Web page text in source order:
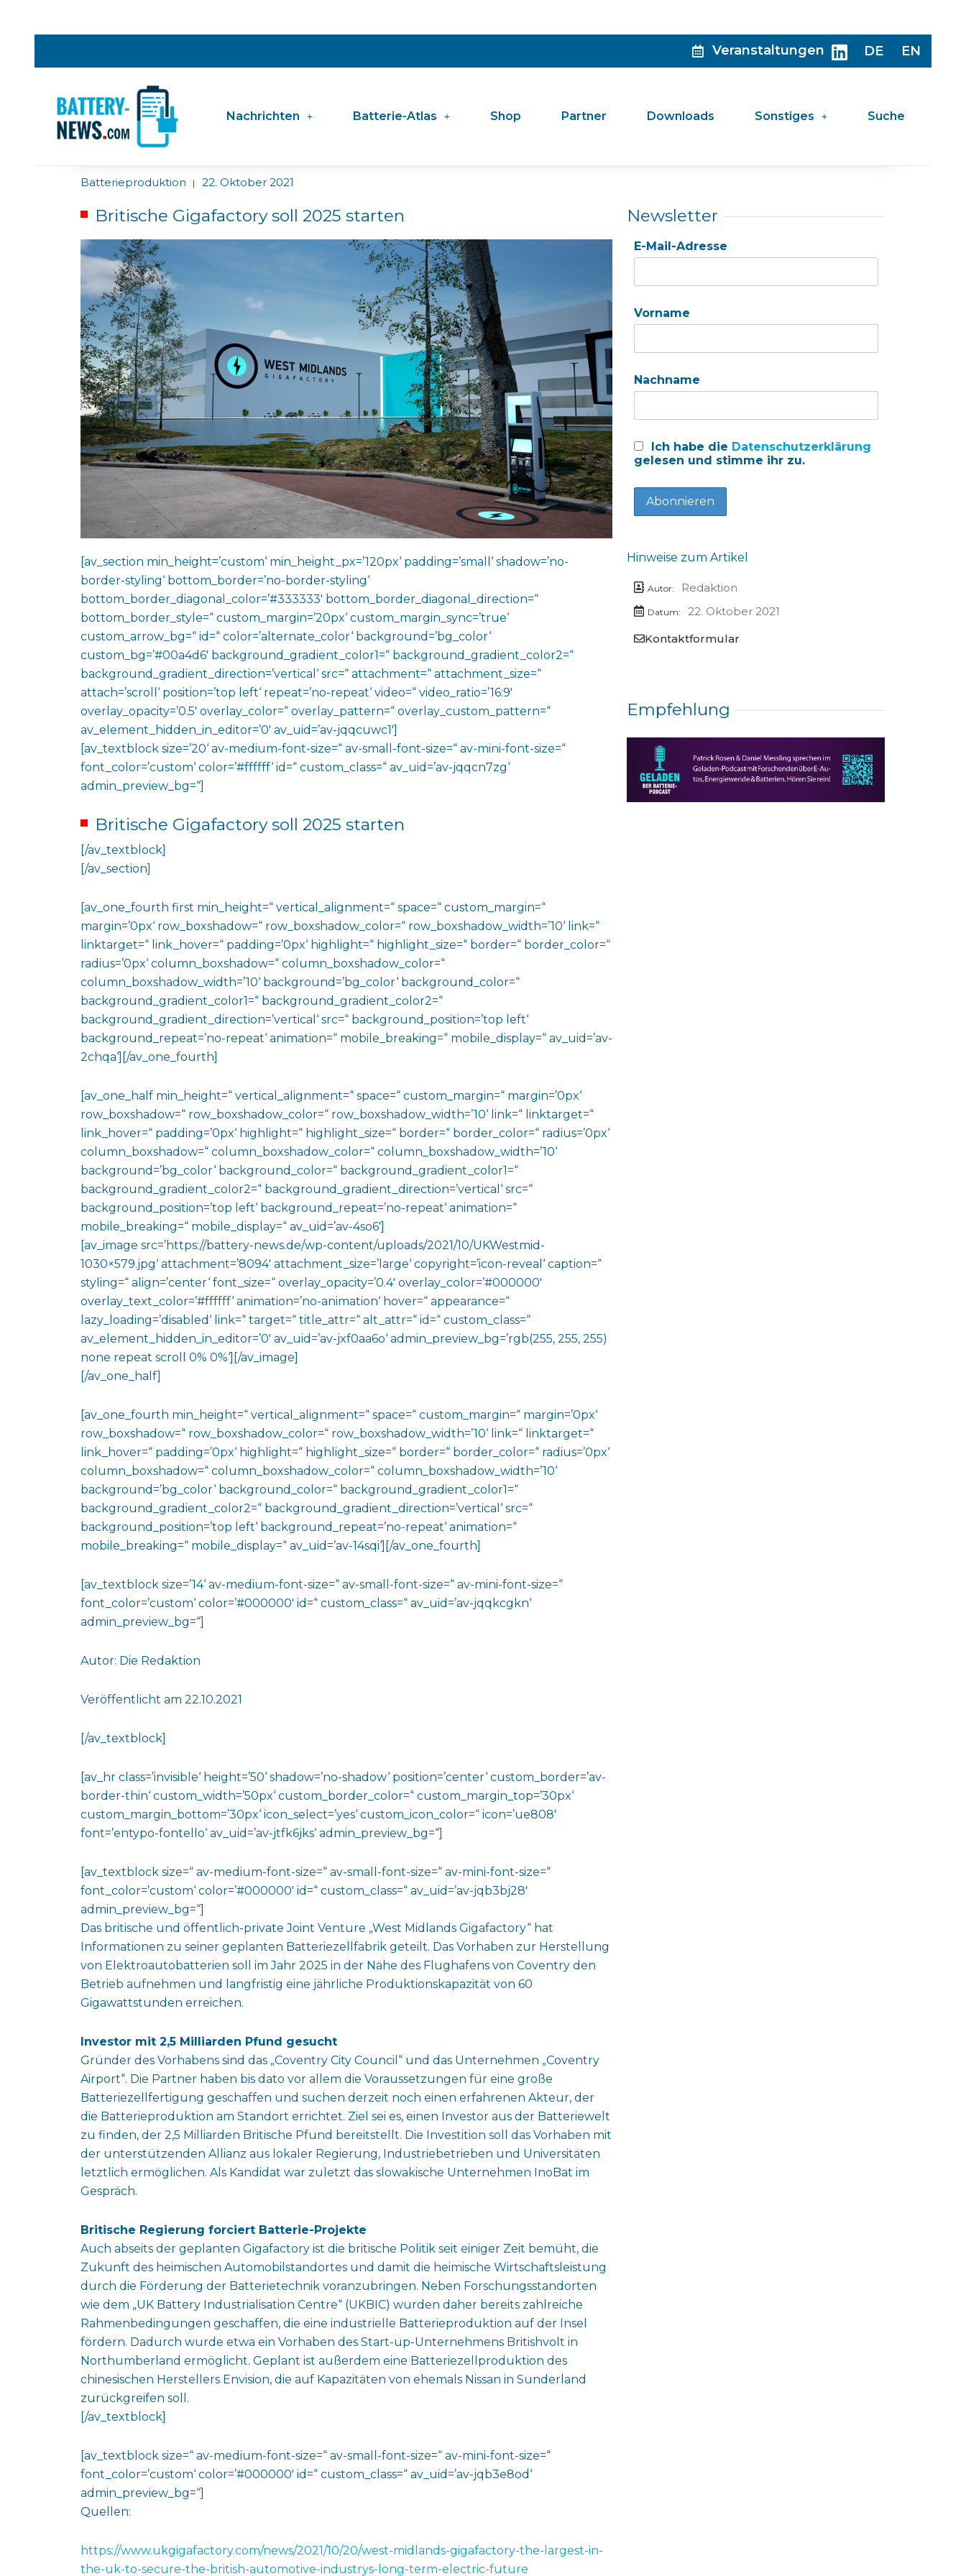
Veranstaltungen DE EN
Nachrichten Batterie-Atlas Shop Partner Downloads Sonstiges Suche
Batterieproduktion | 22. Oktober 2021
Britische Gigafactory soll 2025 starten
[av_section min_height=’custom‘ min_height_px=’120px‘ padding=’small‘ shadow=’no-
border-styling‘ bottom_border=’no-border-styling‘
bottom_border_diagonal_color=’#333333′ bottom_border_diagonal_direction=“
bottom_border_style=“ custom_margin=’20px‘ custom_margin_sync=’true‘
custom_arrow_bg=“ id=“ color=’alternate_color‘ background=’bg_color‘
custom_bg=’#00a4d6′ background_gradient_color1=“ background_gradient_color2=“
background_gradient_direction=’vertical‘ src=“ attachment=“ attachment_size=“
attach=’scroll‘ position=’top left‘ repeat=’no-repeat‘ video=“ video_ratio=’16:9′
overlay_opacity=’0.5′ overlay_color=“ overlay_pattern=“ overlay_custom_pattern=“
av_element_hidden_in_editor=’0′ av_uid=’av-jqqcuwc1′]
[av_textblock size=’20‘ av-medium-font-size=“ av-small-font-size=“ av-mini-font-size=“
font_color=’custom‘ color=’#ffffff‘ id=“ custom_class=“ av_uid=’av-jqqcn7zg‘
admin_preview_bg=“]
Britische Gigafactory soll 2025 starten
[/av_textblock]
[/av_section]
[av_one_fourth first min_height=“ vertical_alignment=“ space=“ custom_margin=“
margin=’0px‘ row_boxshadow=“ row_boxshadow_color=“ row_boxshadow_width=’10‘ link=“
linktarget=“ link_hover=“ padding=’0px‘ highlight=“ highlight_size=“ border=“ border_color=“
radius=’0px‘ column_boxshadow=“ column_boxshadow_color=“
column_boxshadow_width=’10‘ background=’bg_color‘ background_color=“
background_gradient_color1=“ background_gradient_color2=“
background_gradient_direction=’vertical‘ src=“ background_position=’top left‘
background_repeat=’no-repeat‘ animation=“ mobile_breaking=“ mobile_display=“ av_uid=’av-
2chqa‘][/av_one_fourth]
[av_one_half min_height=“ vertical_alignment=“ space=“ custom_margin=“ margin=’0px‘
row_boxshadow=“ row_boxshadow_color=“ row_boxshadow_width=’10‘ link=“ linktarget=“
link_hover=“ padding=’0px‘ highlight=“ highlight_size=“ border=“ border_color=“ radius=’0px‘
column_boxshadow=“ column_boxshadow_color=“ column_boxshadow_width=’10‘
background=’bg_color‘ background_color=“ background_gradient_color1=“
background_gradient_color2=“ background_gradient_direction=’vertical‘ src=“
background_position=’top left‘ background_repeat=’no-repeat‘ animation=“
mobile_breaking=“ mobile_display=“ av_uid=’av-4so6′]
[av_image src=’https://battery-news.de/wp-content/uploads/2021/10/UKWestmid-
1030×579.jpg‘ attachment=’8094′ attachment_size=’large‘ copyright=’icon-reveal‘ caption=“
styling=“ align=’center‘ font_size=“ overlay_opacity=’0.4′ overlay_color=’#000000′
overlay_text_color=’#ffffff‘ animation=’no-animation‘ hover=“ appearance=“
lazy_loading=’disabled‘ link=“ target=“ title_attr=“ alt_attr=“ id=“ custom_class=“
av_element_hidden_in_editor=’0′ av_uid=’av-jxf0aa6o‘ admin_preview_bg=’rgb(255, 255, 255)
none repeat scroll 0% 0%‘][/av_image]
[/av_one_half]
[av_one_fourth min_height=“ vertical_alignment=“ space=“ custom_margin=“ margin=’0px‘
row_boxshadow=“ row_boxshadow_color=“ row_boxshadow_width=’10‘ link=“ linktarget=“
link_hover=“ padding=’0px‘ highlight=“ highlight_size=“ border=“ border_color=“ radius=’0px‘
column_boxshadow=“ column_boxshadow_color=“ column_boxshadow_width=’10‘
background=’bg_color‘ background_color=“ background_gradient_color1=“
background_gradient_color2=“ background_gradient_direction=’vertical‘ src=“
background_position=’top left‘ background_repeat=’no-repeat‘ animation=“
mobile_breaking=“ mobile_display=“ av_uid=’av-14sqi‘][/av_one_fourth]
[av_textblock size=’14‘ av-medium-font-size=“ av-small-font-size=“ av-mini-font-size=“
font_color=’custom‘ color=’#000000′ id=“ custom_class=“ av_uid=’av-jqqkcgkn‘
admin_preview_bg=“]
Autor: Die Redaktion
Veröffentlicht am 22.10.2021
[/av_textblock]
[av_hr class=’invisible‘ height=’50‘ shadow=’no-shadow‘ position=’center‘ custom_border=’av-
border-thin‘ custom_width=’50px‘ custom_border_color=“ custom_margin_top=’30px‘
custom_margin_bottom=’30px‘ icon_select=’yes‘ custom_icon_color=“ icon=’ue808′
font=’entypo-fontello‘ av_uid=’av-jtfk6jks‘ admin_preview_bg=“]
[av_textblock size=“ av-medium-font-size=“ av-small-font-size=“ av-mini-font-size=“
font_color=’custom‘ color=’#000000′ id=“ custom_class=“ av_uid=’av-jqb3bj28′
admin_preview_bg=“]
Das britische und öffentlich-private Joint Venture „West Midlands Gigafactory“ hat
Informationen zu seiner geplanten Batteriezellfabrik geteilt. Das Vorhaben zur Herstellung
von Elektroautobatterien soll im Jahr 2025 in der Nähe des Flughafens von Coventry den
Betrieb aufnehmen und langfristig eine jährliche Produktionskapazität von 60
Gigawattstunden erreichen.
Investor mit 2,5 Milliarden Pfund gesucht
Gründer des Vorhabens sind das „Coventry City Council“ und das Unternehmen „Coventry
Airport“. Die Partner haben bis dato vor allem die Voraussetzungen für eine große
Batteriezellfertigung geschaffen und suchen derzeit noch einen erfahrenen Akteur, der
die Batterieproduktion am Standort errichtet. Ziel sei es, einen Investor aus der Batteriewelt
zu finden, der 2,5 Milliarden Britische Pfund bereitstellt. Die Investition soll das Vorhaben mit
der unterstützenden Allianz aus lokaler Regierung, Industriebetrieben und Universitäten
letztlich ermöglichen. Als Kandidat war zuletzt das slowakische Unternehmen InoBat im
Gespräch.
Britische Regierung forciert Batterie-Projekte
Auch abseits der geplanten Gigafactory ist die britische Politik seit einiger Zeit bemüht, die
Zukunft des heimischen Automobilstandortes und damit die heimische Wirtschaftsleistung
durch die Förderung der Batterietechnik voranzubringen. Neben Forschungsstandorten
wie dem „UK Battery Industrialisation Centre“ (UKBIC) wurden daher bereits zahlreiche
Rahmenbedingungen geschaffen, die eine industrielle Batterieproduktion auf der Insel
fördern. Dadurch wurde etwa ein Vorhaben des Start-up-Unternehmens Britishvolt in
Northumberland ermöglicht. Geplant ist außerdem eine Batteriezellproduktion des
chinesischen Herstellers Envision, die auf Kapazitäten von ehemals Nissan in Sunderland
zurückgreifen soll.
[/av_textblock]
[av_textblock size=“ av-medium-font-size=“ av-small-font-size=“ av-mini-font-size=“
font_color=’custom‘ color=’#000000′ id=“ custom_class=“ av_uid=’av-jqb3e8od‘
admin_preview_bg=“]
Quellen:
https://www.ukgigafactory.com/news/2021/10/20/west-midlands-gigafactory-the-largest-in-
the-uk-to-secure-the-british-automotive-industrys-long-term-electric-future
Newsletter
E-Mail-Adresse
Vorname
Nachname
Ich habe die Datenschutzerklärung
gelesen und stimme ihr zu.
Hinweise zum Artikel
Autor: Redaktion
Datum:
22. Oktober 2021
Kontaktformular
Empfehlung